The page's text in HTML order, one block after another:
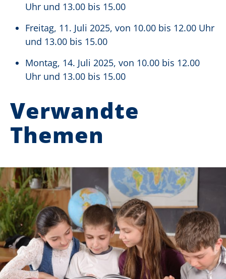
Uhr und 13.00 bis 15.00
Freitag, 11. Juli 2025, von 10.00 bis 12.00 Uhr
und 13.00 bis 15.00
Montag, 14. Juli 2025, von 10.00 bis 12.00
Uhr und 13.00 bis 15.00
Verwandte
Themen